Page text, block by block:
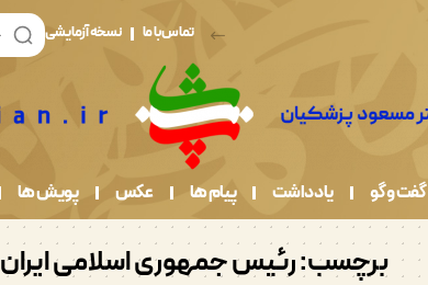
تماس با ما نسخه آزمایشی
گفت و گو یادداشت پیام ها عکس پویش ها
برچسب:رئیس جمهوری اسلامی ایران